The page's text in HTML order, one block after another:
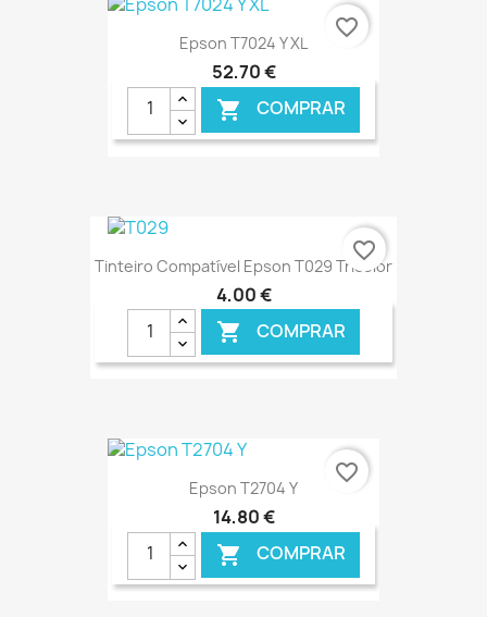
€ ONLINE
Epson T7024 Y XL
52,70 €
 COMPRAR
€ ONLINE
favorite_border
Tinteiro Compatível Epson T029 Tricolor
4,00 €
 COMPRAR
€ ONLINE
favorite_border
Epson T2704 Y
14,80 €
 COMPRAR
favorite_border